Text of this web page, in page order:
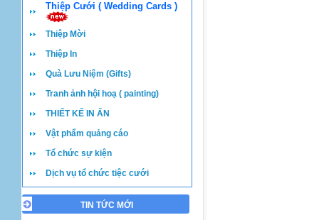
Thiệp Cưới ( Wedding Cards )
Thiệp Mời
Thiệp In
Quà Lưu Niệm (Gifts)
Tranh ảnh hội hoạ ( painting)
THIẾT KẾ IN ẤN
Vật phẩm quảng cáo
Tổ chức sự kiện
Dịch vụ tổ chức tiệc cưới
TIN TỨC MỚI
Những lưu ý khi đặt in và viết thiệp cưới